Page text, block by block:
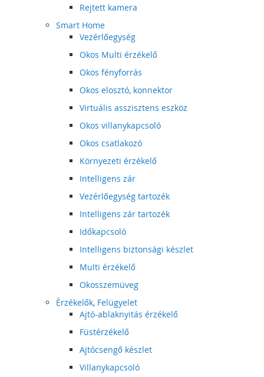
Rejtett kamera
Smart Home
Vezérlőegység
Okos Multi érzékelő
Okos fényforrás
Okos elosztó, konnektor
Virtuális asszisztens eszköz
Okos villanykapcsoló
Okos csatlakozó
Környezeti érzékelő
Intelligens zár
Vezérlőegység tartozék
Intelligens zár tartozék
Időkapcsoló
Intelligens biztonsági készlet
Multi érzékelő
Okosszemüveg
Érzékelők, Felügyelet
Ajtó-ablaknyitás érzékelő
Füstérzékelő
Ajtócsengő készlet
Villanykapcsoló